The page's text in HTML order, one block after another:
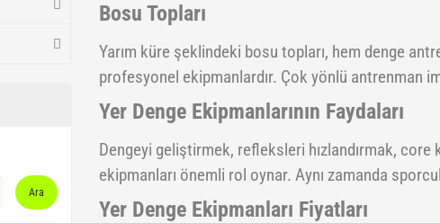
Ara
Bosu Topları
Yarım küre şeklindeki bosu topları, hem denge
profesyonel ekipmanlardır. Çok yönlü antrenman
Yer Denge Ekipmanlarının Faydaları
Dengeyi geliştirmek, refleksleri hızlandırmak, core
ekipmanları önemli rol oynar. Aynı zamanda
Yer Denge Ekipmanları Fiyatları